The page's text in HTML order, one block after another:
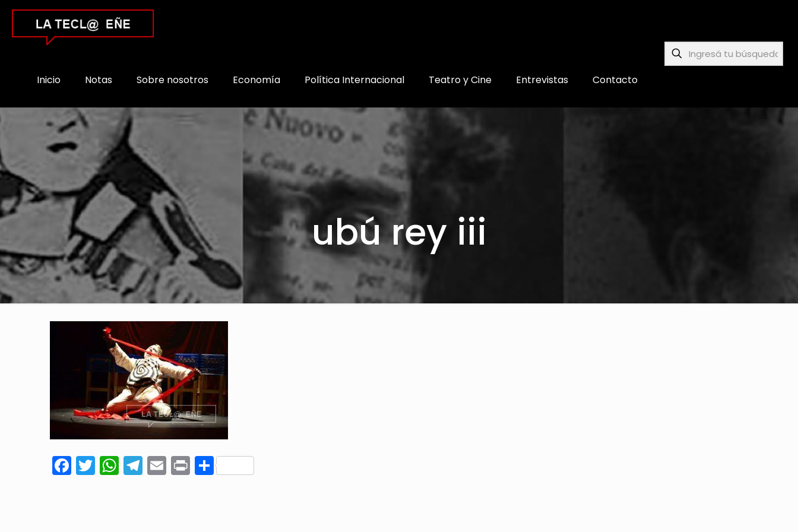
Inicio Notas Sobre nosotros Economía Política Internacional Teatro y Cine Entrevistas Contacto
ubú rey iii
Facebook
Twitter
WhatsApp
Telegram
Email
PrintCompartir